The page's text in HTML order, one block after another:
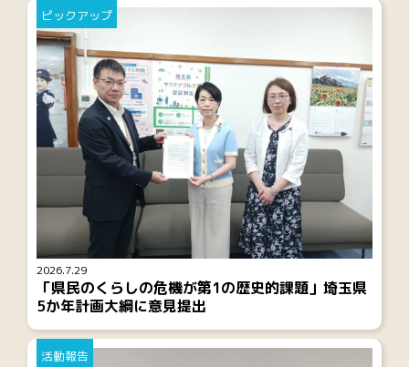
2026.7.29
ピックアップ
「県民のくらしの危機が第1の歴史的課題」埼玉県
5か年計画大綱に意見提出
活動報告